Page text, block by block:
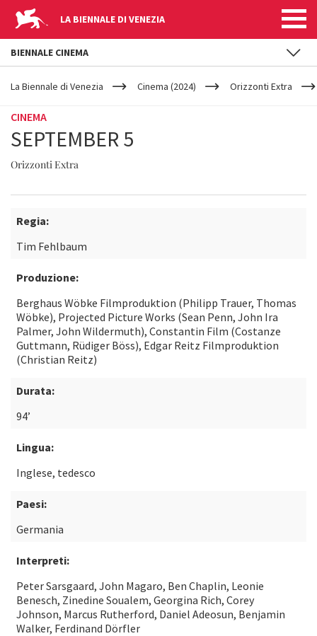
LA BIENNALE DI VENEZIA
YOUR
ARE
La Biennale di Venezia Cinema (2024) Orizzonti Extra
CINEMA
SEPTEMBER 5
Orizzonti Extra
Regia:
Tim Fehlbaum
Produzione:
Berghaus Wöbke Filmproduktion (Philipp Trauer, Thomas
Wöbke), Projected Picture Works (Sean Penn, John Ira
Palmer, John Wildermuth), Constantin Film (Costanze
Guttmann, Rüdiger Böss), Edgar Reitz Filmproduktion
(Christian Reitz)
Durata:
94’
Lingua:
Inglese, tedesco
Paesi:
Germania
Interpreti:
Peter Sarsgaard, John Magaro, Ben Chaplin, Leonie
Benesch, Zinedine Soualem, Georgina Rich, Corey
Johnson, Marcus Rutherford, Daniel Adeosun, Benjamin
Walker, Ferdinand Dörfler
BIENNALE CINEMA